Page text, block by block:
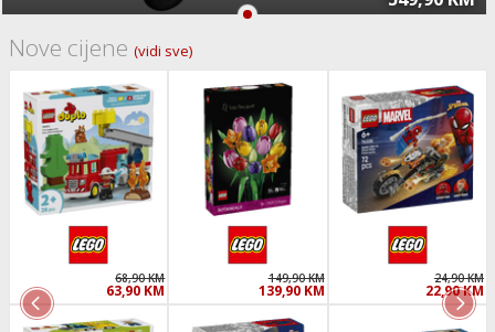
Nove cijene (vidi sve)
68,90 KM
63,90 KM
149,90 KM
139,90 KM
24,90 KM
22,90 KM